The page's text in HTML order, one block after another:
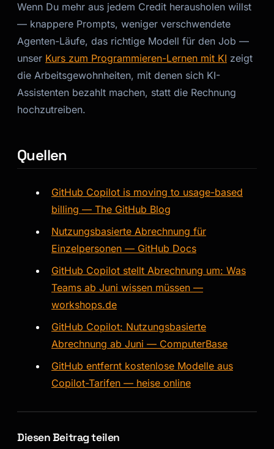
Wenn Du mehr aus jedem Credit herausholen willst
— knappere Prompts, weniger verschwendete
Agenten-Läufe, das richtige Modell für den Job —
unser Kurs zum Programmieren-Lernen mit KI zeigt
die Arbeitsgewohnheiten, mit denen sich KI-
Assistenten bezahlt machen, statt die Rechnung
hochzutreiben.
Quellen
GitHub Copilot is moving to usage-based
billing — The GitHub Blog
Nutzungsbasierte Abrechnung für
Einzelpersonen — GitHub Docs
GitHub Copilot stellt Abrechnung um: Was
Teams ab Juni wissen müssen —
workshops.de
GitHub Copilot: Nutzungsbasierte
Abrechnung ab Juni — ComputerBase
GitHub entfernt kostenlose Modelle aus
Copilot-Tarifen — heise online
Diesen Beitrag teilen